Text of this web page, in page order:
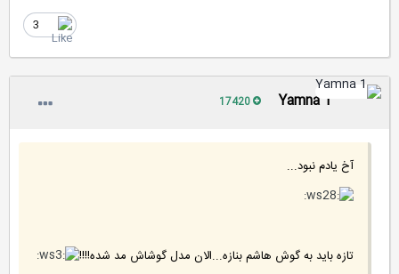
Yamna 1
آخ یادم نبود...
تازه باید به گوش هاشم بنازه...الان مدل گوشاش مد شده!!!!